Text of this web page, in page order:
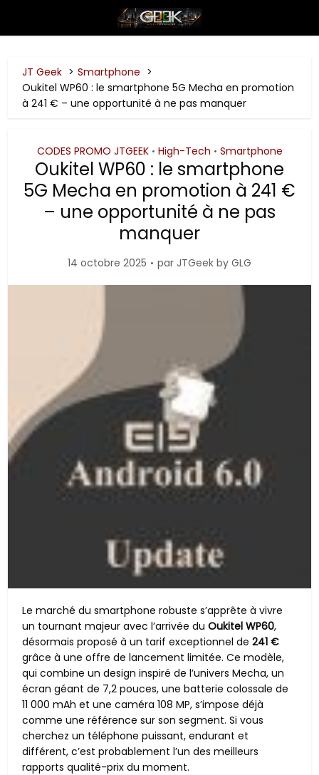
JT Geek
Smartphone
Oukitel WP60 : le smartphone 5G Mecha en promotion
à 241 € – une opportunité à ne pas manquer
CODES PROMO JTGEEK • High-Tech • Smartphone
Oukitel WP60 : le smartphone
5G Mecha en promotion à 241 €
– une opportunité à ne pas
manquer
14 octobre 2025 par JTGeek by GLG
Le marché du smartphone robuste s’apprête à vivre
un tournant majeur avec l’arrivée duOukitel WP60,
désormais proposé à un tarif exceptionnel de241 €
grâce à une offre de lancement limitée. Ce modèle,
qui combine un design inspiré de l’univers Mecha, un
écran géant de 7,2 pouces, une batterie colossale de
11 000 mAh et une caméra 108 MP, s’impose déjà
comme une référence sur son segment. Si vous
cherchez un téléphone puissant, endurant et
différent, c’est probablement l’un des meilleurs
rapports qualité-prix du moment.